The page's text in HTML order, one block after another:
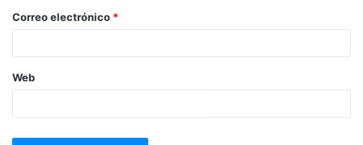
Correo electrónico *
Web